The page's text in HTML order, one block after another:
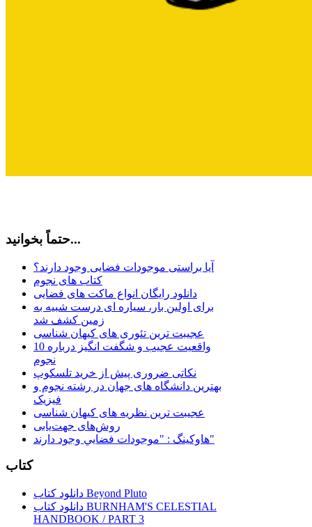
حتماً بخوانید...
آیا براستی موجودات فضایی وجود دارند؟
کتاب های نجوم
دانلود رایگان انواع ماکت های فضایی
برای اولین بار، سیاره ای درست شبیه به
زمین کشف شد
عجیبت ترین تئوری های کیهان شناسی
10 واقعیت عجیب و شگفت انگیز درباره
نجوم
نکاتی ضروری پیش از خرید تلسکوپ
بهترین دانشگاه های جهان در رشته نجوم و
فیزیک
عجیبت ترین نظریه های کیهان شناسی
روش‌های جهت‌یابی
هاوكينگ : "موجودات فضايي وجود دارند"
کتاب
دانلود کتاب Beyond Pluto
دانلود کتاب BURNHAM'S CELESTIAL
HANDBOOK / PART 3